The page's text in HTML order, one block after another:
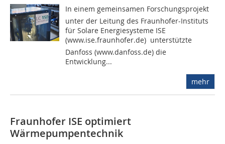
In einem gemeinsamen Forschungsprojekt 
unter der Leitung des Fraunhofer-Instituts
für Solare Energiesysteme ISE
(www.ise.fraunhofer.de)  unterstützte
Danfoss (www.danfoss.de) die
Entwicklung...
mehr
Fraunhofer ISE optimiert
Wärmepumpentechnik